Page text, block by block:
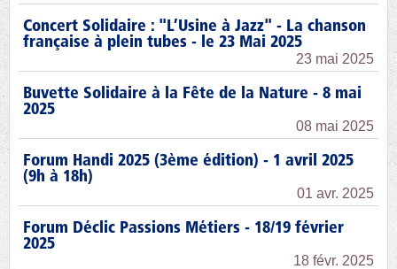
Concert Solidaire : "L’Usine à Jazz" - La chanson
française à plein tubes - le 23 Mai 2025
23 mai 2025
Buvette Solidaire à la Fête de la Nature - 8 mai
2025
08 mai 2025
Forum Handi 2025 (3ème édition) - 1 avril 2025
(9h à 18h)
01 avr. 2025
Forum Déclic Passions Métiers - 18/19 février
2025
18 févr. 2025